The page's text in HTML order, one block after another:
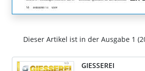
Dieser Artikel ist in der Ausgabe 1
GIESSEREI